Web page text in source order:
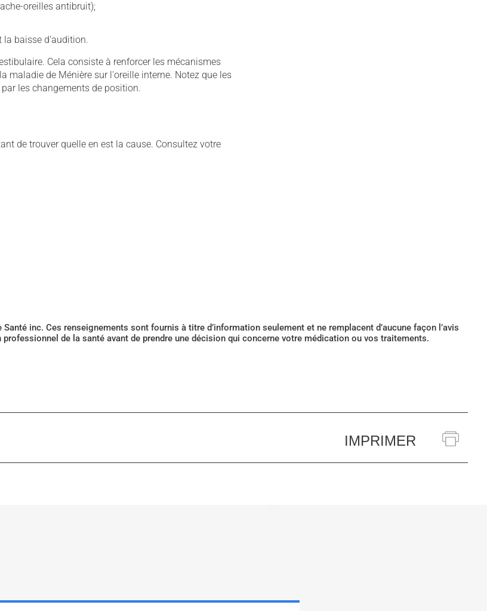
oreilles antibruit);
la baisse d'audition.
Cela consiste à renforcer les mécanismes
maladie de Ménière sur l'oreille interne. Notez que les
les changements de position.
de trouver quelle en est la cause. Consultez votre
inc. Ces renseignements sont fournis à titre d’information seulement et ne remplacent d’aucune façon l’avis
de la santé avant de prendre une décision qui concerne votre médication ou vos traitements.
IMPRIMER